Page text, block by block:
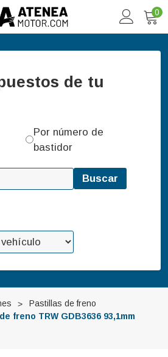
0
de tu
Por número de
bastidor
Buscar
Pastillas de freno
freno TRW GDB3636 93,1mm